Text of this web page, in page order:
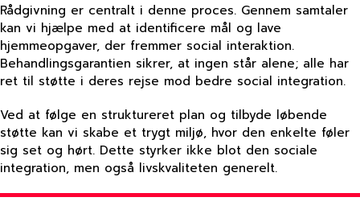
Rådgivning er centralt i denne proces. Gennem samtaler
kan vi hjælpe med at identificere mål og lave
hjemmeopgaver, der fremmer social interaktion.
Behandlingsgarantien sikrer, at ingen står alene; alle har
ret til støtte i deres rejse mod bedre social integration.
Ved at følge en struktureret plan og tilbyde løbende
støtte kan vi skabe et trygt miljø, hvor den enkelte føler
sig set og hørt. Dette styrker ikke blot den sociale
integration, men også livskvaliteten generelt.